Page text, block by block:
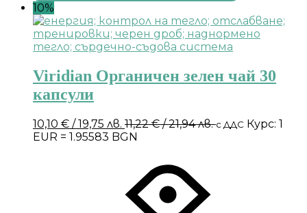
10%
Viridian Органичен зелен чай 30
капсули
10,10 € / 19,75 лв. 11,22€/ 21,94 лв.с ДДС Курс: 1
EUR = 1.95583 BGN